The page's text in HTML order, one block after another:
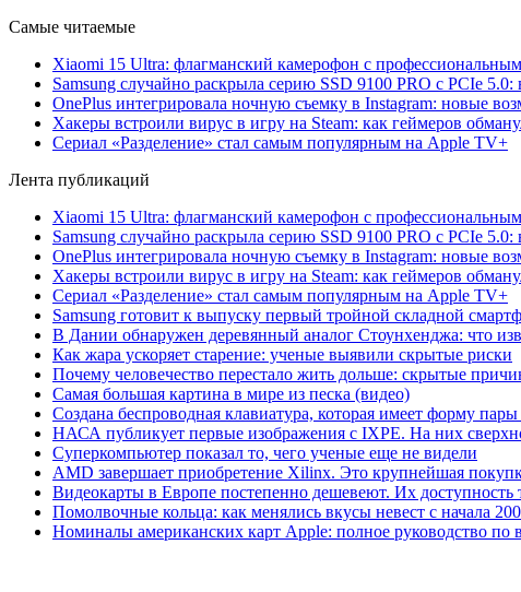
Самые читаемые
Xiaomi 15 Ultra: флагманский камерофон с
Samsung случайно раскрыла серию SSD 9100 PRO с PCIe
OnePlus интегрировала ночную съемку в Instagram: новые
Хакеры встроили вирус в игру на Steam: как геймеров
Сериал «Разделение» стал самым популярным на Apple TV+
Лента публикаций
Xiaomi 15 Ultra: флагманский камерофон с
Samsung случайно раскрыла серию SSD 9100 PRO с PCIe
OnePlus интегрировала ночную съемку в Instagram: новые
Хакеры встроили вирус в игру на Steam: как геймеров
Сериал «Разделение» стал самым популярным на Apple TV+
Samsung готовит к выпуску первый тройной складной
В Дании обнаружен деревянный аналог Стоунхенджа: что
Как жара ускоряет старение: ученые выявили скрытые риски
Почему человечество перестало жить дольше: скрытые
Самая большая картина в мире из песка (видео)
Создана беспроводная клавиатура, которая имеет форму пары
НАСА публикует первые изображения с IXPE. На них
Суперкомпьютер показал то, чего ученые еще не видели
AMD завершает приобретение Xilinx. Это крупнейшая
Видеокарты в Европе постепенно дешевеют. Их доступность
Помолвочные кольца: как менялись вкусы невест с начала
Номиналы американских карт Apple: полное руководство по